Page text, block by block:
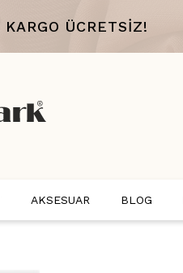
KARGO ÜCRETSİZ!
AKSESUAR BLOG